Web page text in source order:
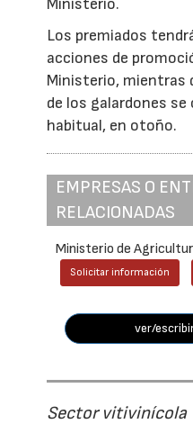
Ministerio.
Los premiados
acciones de
Ministerio, mientras
de los galardones se
habitual, en otoño.
EMPRESAS O
RELACIONADAS
Ministerio de
Solicitar información
ver/
Sector vitivinícola